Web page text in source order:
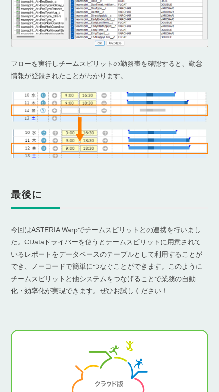
フローを実行しチームスピリットの勤務表を確認すると、勤怠
情報が登録されたことがわかります。
最後に
今回はASTERIA Warpでチームスピリットとの連携を行いまし
た。CDataドライバーを使うとチームスピリットに用意されて
いるレポートをデータベースのテーブルとして利用することが
でき、ノーコードで簡単につなぐことができます。このように
チームスピリットと他システムをつなげることで業務の自動
化・効率化が実現できます。ぜひお試しください！